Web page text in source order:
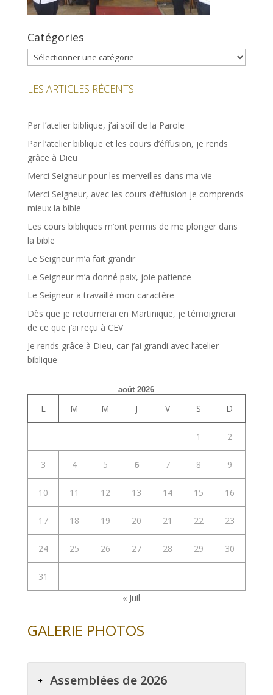
Catégories
Catégories
LES ARTICLES RÉCENTS
Par l’atelier biblique, j’ai soif de la Parole
Par l’atelier biblique et les cours d’éffusion, je rends
grâce à Dieu
Merci Seigneur pour les merveilles dans ma vie
Merci Seigneur, avec les cours d’éffusion je comprends
mieux la bible
Les cours bibliques m’ont permis de me plonger dans
la bible
Le Seigneur m’a fait grandir
Le Seigneur m’a donné paix, joie patience
Le Seigneur a travaillé mon caractère
Dès que je retournerai en Martinique, je témoignerai
de ce que j’ai reçu à CEV
Je rends grâce à Dieu, car j’ai grandi avec l’atelier
biblique
août 2026
L M M J V S D
1 2
3 4 5 6 7 8 9
10 11 12 13 14 15 16
17 18 19 20 21 22 23
24 25 26 27 28 29 30
31
« Juil
GALERIE PHOTOS
Assemblées de 2026